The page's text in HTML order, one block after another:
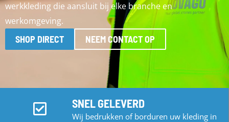
werkkleding die aansluit bij elke branche en
werkomgeving.
SHOP DIRECT
NEEM CONTACT OP
SNEL GELEVERD
Wij bedrukken of borduren uw kleding in